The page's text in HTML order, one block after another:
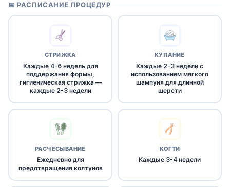
📅 РАСПИСАНИЕ ПРОЦЕДУР
СТРИЖКА
Каждые 4-6 недель для
поддержания формы,
гигиеническая стрижка —
каждые 2-3 недели
КУПАНИЕ
Каждые 2-3 недели с
использованием мягкого
шампуня для длинной
шерсти
РАСЧЁСЫВАНИЕ
Ежедневно для
предотвращения колтунов
КОГТИ
Каждые 3-4 недели